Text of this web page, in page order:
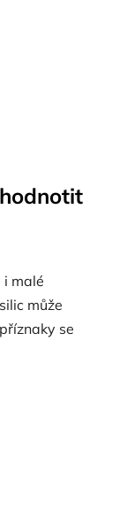
malé
může
se